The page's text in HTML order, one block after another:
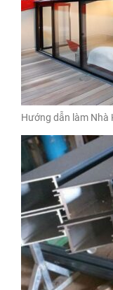
Hướng dẫn làm Nhà